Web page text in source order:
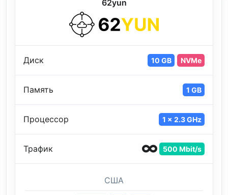
62yun
Диск 10 GB NVMe
Память 1 GB
Процессор 1 x 2.3 GHz
Трафик 500 Mbit/s
США